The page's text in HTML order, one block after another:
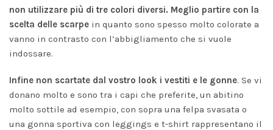
non utilizzare più di tre colori diversi. Meglio partire con la
scelta delle scarpe in quanto sono spesso molto colorate a
vanno in contrasto con l’abbigliamento che si vuole
indossare.
Infine non scartate dal vostro look i vestiti e le gonne. Se vi
donano molto e sono tra i capi che preferite, un abitino
molto sottile ad esempio, con sopra una felpa svasata o
una gonna sportiva con leggings e t-shirt rappresentano il